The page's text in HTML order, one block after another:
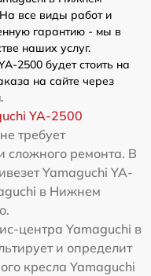
все виды работ и
гарантию - мы в
наших услуг.
2500 будет стоить на
на сайте через
YA-2500
требует
сложного ремонта. В
Yamaguchi YA-
в Нижнем
центра Yamaguchi в
и определит
кресла Yamaguchi